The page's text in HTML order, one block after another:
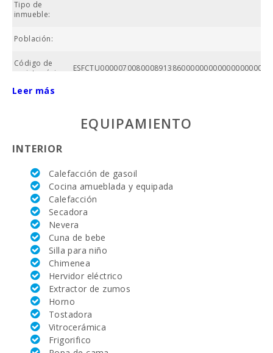
Tipo de
inmueble:
Población:
Código de
registro único:
Precio :
Nº baños:
Nº de
dormitorios:
Superficie
casa (m2):
Campo de
golf La
Reserva
Rotana (km):
Campo de
Golf Santa
Ponsa (km):
Leer más
EQUIPAMIENTO
INTERIOR
Calefacción de gasoil
Cocina amueblada y equipada
Calefacción
Secadora
Nevera
Cuna de bebe
Silla para niño
Chimenea
Hervidor eléctrico
Extractor de zumos
Horno
Tostadora
Vitrocerámica
Frigorifico